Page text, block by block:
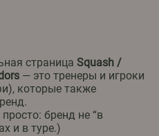
страница Squash /
— это тренеры и игроки
которые также
бренд не “в
и в туре.)